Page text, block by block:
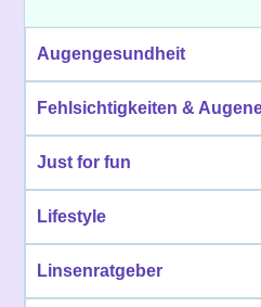
Augengesundheit
Fehlsichtigkeiten &
Just for fun
Lifestyle
Linsenratgeber